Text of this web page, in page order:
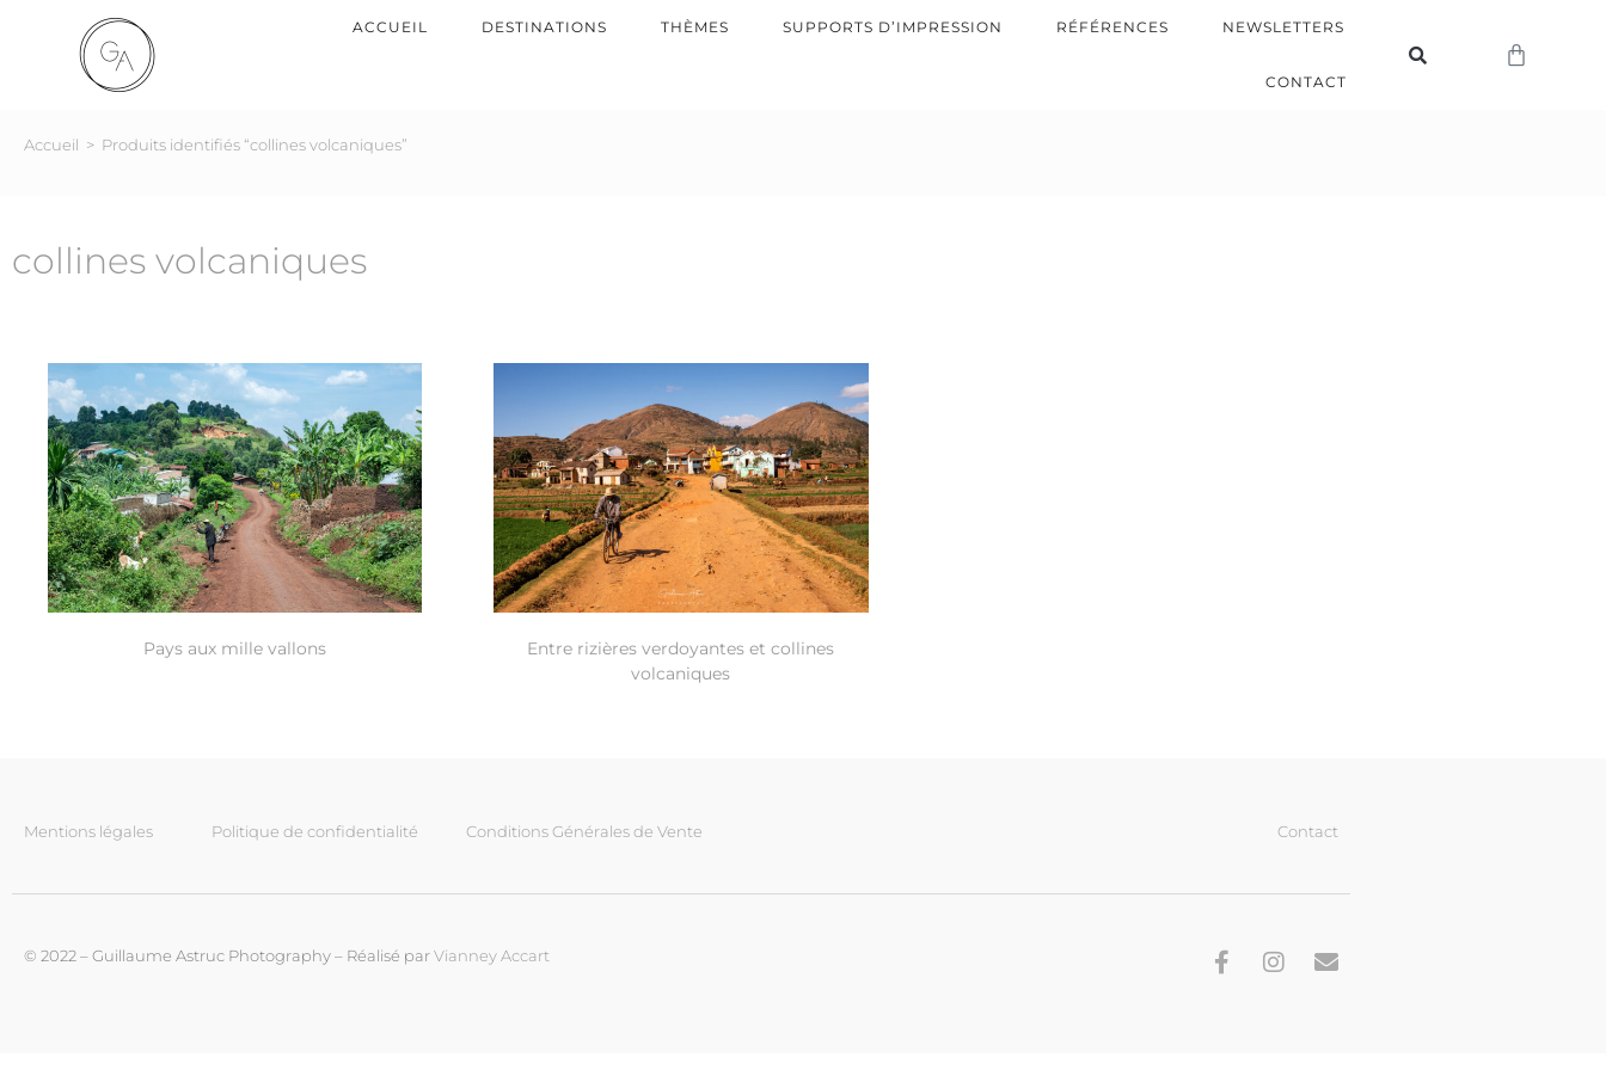
ACCUEIL DESTINATIONS THÈMES SUPPORTS D’IMPRESSION RÉFÉRENCES NEWSLETTERS
CONTACT
Accueil > Produits identifiés “collines volcaniques”
collines volcaniques
Pays aux mille vallons
Entre rizières verdoyantes et collines
volcaniques
Mentions légales Politique de confidentialité Conditions Générales de Vente Contact
© 2022 – Guillaume Astruc Photography – Réalisé parVianney Accart